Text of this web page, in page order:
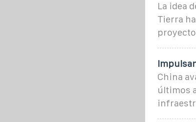
La idea
Tierra
China
últimos